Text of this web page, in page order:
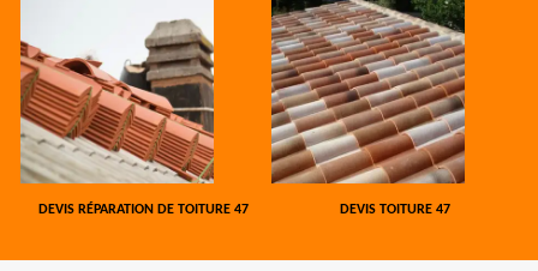
DEVIS RÉPARATION DE TOITURE 47 DEVIS TOITURE 47